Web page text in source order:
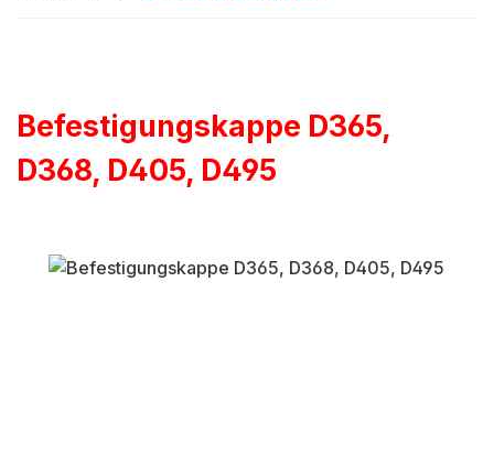
Befestigungskappe D365,
D368, D405, D495
Bildergalerie überspringen